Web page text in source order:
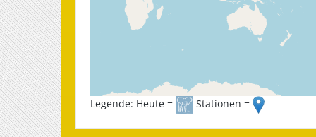
Legende: Heute = Stationen =